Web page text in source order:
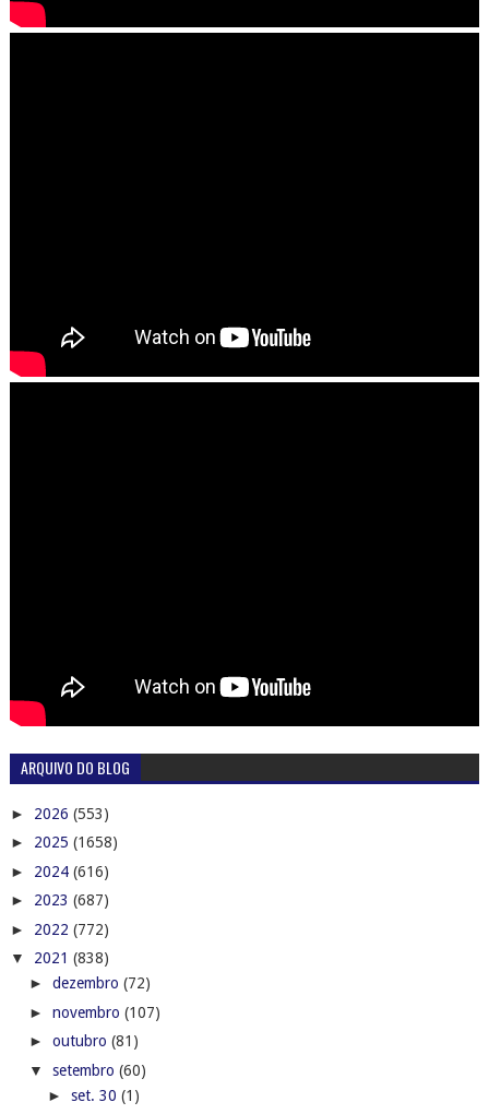
ARQUIVO DO BLOG
► 2026 (553)
► 2025 (1658)
► 2024 (616)
► 2023 (687)
► 2022 (772)
▼ 2021 (838)
► dezembro (72)
► novembro (107)
► outubro (81)
▼ setembro (60)
► set. 30 (1)